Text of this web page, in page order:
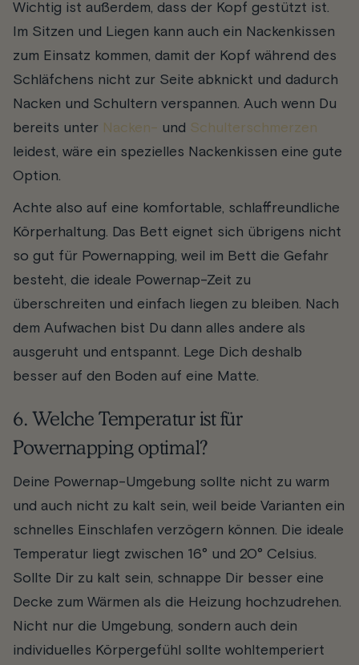
Wichtig ist außerdem, dass der Kopf gestützt ist.
Im Sitzen und Liegen kann auch ein Nackenkissen
zum Einsatz kommen, damit der Kopf während des
Schläfchens nicht zur Seite abknickt und dadurch
Nacken und Schultern verspannen. Auch wenn Du
bereits unter Nacken- und Schulterschmerzen
leidest, wäre ein spezielles Nackenkissen eine gute
Option.
Achte also auf eine komfortable, schlaffreundliche
Körperhaltung. Das Bett eignet sich übrigens nicht
so gut für Powernapping, weil im Bett die Gefahr
besteht, die ideale Powernap-Zeit zu
überschreiten und einfach liegen zu bleiben. Nach
dem Aufwachen bist Du dann alles andere als
ausgeruht und entspannt. Lege Dich deshalb
besser auf den Boden auf eine Matte.
6. Welche Temperatur ist für
Powernapping optimal?
Deine Powernap-Umgebung sollte nicht zu warm
und auch nicht zu kalt sein, weil beide Varianten ein
schnelles Einschlafen verzögern können. Die ideale
Temperatur liegt zwischen 16° und 20° Celsius.
Sollte Dir zu kalt sein, schnappe Dir besser eine
Decke zum Wärmen als die Heizung hochzudrehen.
Nicht nur die Umgebung, sondern auch dein
individuelles Körpergefühl sollte wohltemperiert